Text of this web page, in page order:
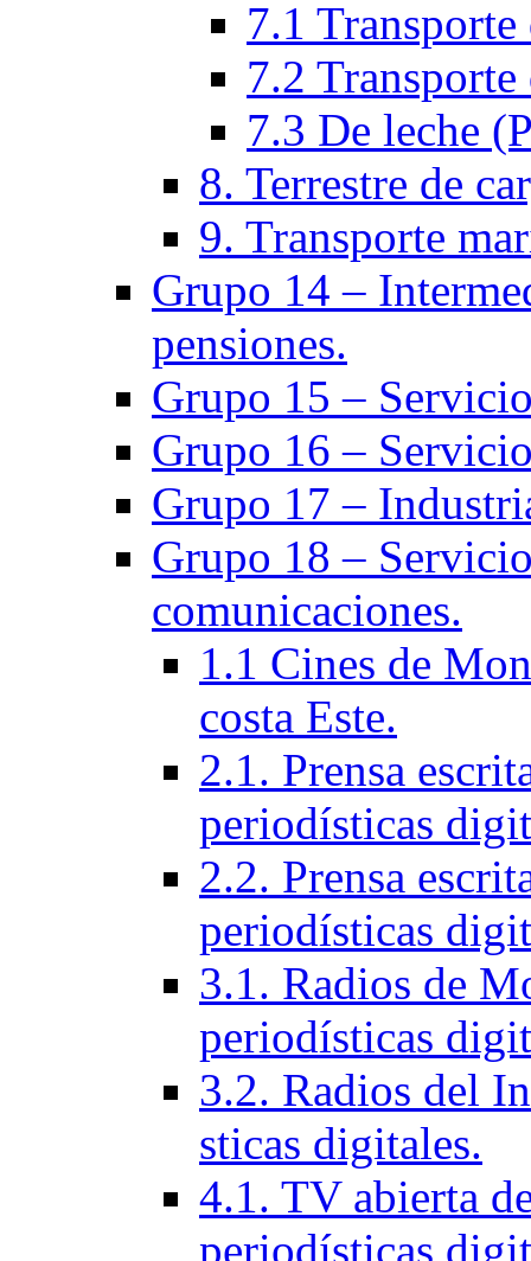
7.1 Transporte
7.2
7.3 De leche
8. Terrestre de
9. Transporte
Grupo 14 –
pensiones.
Grupo 15 –
Grupo 16 –
Grupo 17 –
Grupo 18 –
comunicaciones.
1.1 Cines de
costa Este.
2.1. Prensa
periodísticas
2.2. Prensa
periodísticas
3.1. Radios de
periodí­sticas
3.2. Radios del
sticas digitales.
4.1. TV abierta
periodí­sticas